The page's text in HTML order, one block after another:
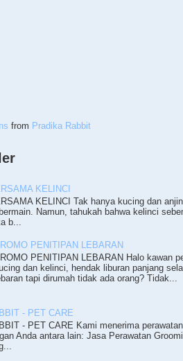
from Pradika Rabbit
KELINCI
KELINCI Tak hanya kucing dan
Namun, tahukah bahwa kelinci
b...
PENITIPAN LEBARAN
PENITIPAN LEBARAN Halo kawan
dan kelinci, hendak liburan panjang
tapi dirumah tidak ada orang? Tidak...
- PET CARE
- PET CARE Kami menerima
Anda antara lain: Jasa Perawatan